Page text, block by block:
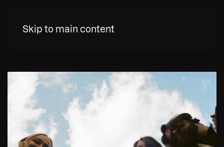
Skip to main content